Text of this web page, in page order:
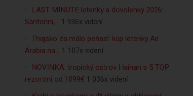
LAST MINUTE letenky a dovolenky 2026:
Santorini,… 1 936x videní
Thajsko za málo peňazí: kúp letenky Air
Arabia na… 1 107x videní
NOVINKA: tropický ostrov Hainan s 5 TOP
rezortmi od 1099€ 1 036x videní